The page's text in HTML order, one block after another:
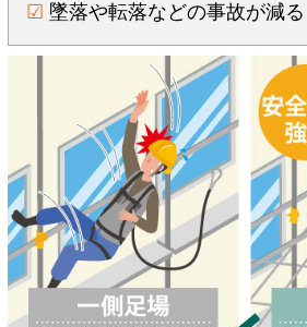
☑ 墜落や転落などの事故が減る